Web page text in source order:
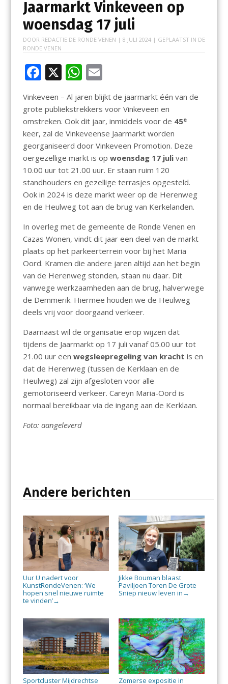
Jaarmarkt Vinkeveen op
woensdag 17 juli
DOOR REDACTIE DE RONDE VENEN | 8 JULI 2024| GEPLAATST IN DE
RONDE VENEN
F
e
b
o
o
k
X W
at
s
A
p
p
E
m
ai
l
Vinkeveen – Al jaren blijkt de jaarmarkt één van de
grote publiekstrekkers voor Vinkeveen en
omstreken. Ook dit jaar, inmiddels voor de 45e
keer, zal de Vinkeveense Jaarmarkt worden
georganiseerd door Vinkeveen Promotion. Deze
oergezellige markt is op woensdag 17 julivan
10.00 uur tot 21.00 uur. Er staan ruim 120
standhouders en gezellige terrasjes opgesteld.
Ook in 2024 is deze markt weer op de Herenweg
en de Heulweg tot aan de brug van Kerkelanden.
In overleg met de gemeente de Ronde Venen en
Cazas Wonen, vindt dit jaar een deel van de markt
plaats op het parkeerterrein voor bij het Maria
Oord. Kramen die andere jaren altijd aan het begin
van de Herenweg stonden, staan nu daar. Dit
vanwege werkzaamheden aan de brug, halverwege
de Demmerik. Hiermee houden we de Heulweg
deels vrij voor doorgaand verkeer.
Daarnaast wil de organisatie erop wijzen dat
tijdens de Jaarmarkt op 17 juli vanaf 05.00 uur tot
21.00 uur een wegsleepregeling van kracht is en
dat de Herenweg (tussen de Kerklaan en de
Heulweg) zal zijn afgesloten voor alle
gemotoriseerd verkeer. Careyn Maria-Oord is
normaal bereikbaar via de ingang aan de Kerklaan.
Foto: aangeleverd
Andere berichten
Uur U nadert voor
KunstRondeVenen: ‘We
hopen snel nieuwe ruimte
te vinden’→
Jikke Bouman blaast
Paviljoen Toren De Grote
Sniep nieuw leven in →
Sportcluster Mijdrechtse
Zomerse expositie in